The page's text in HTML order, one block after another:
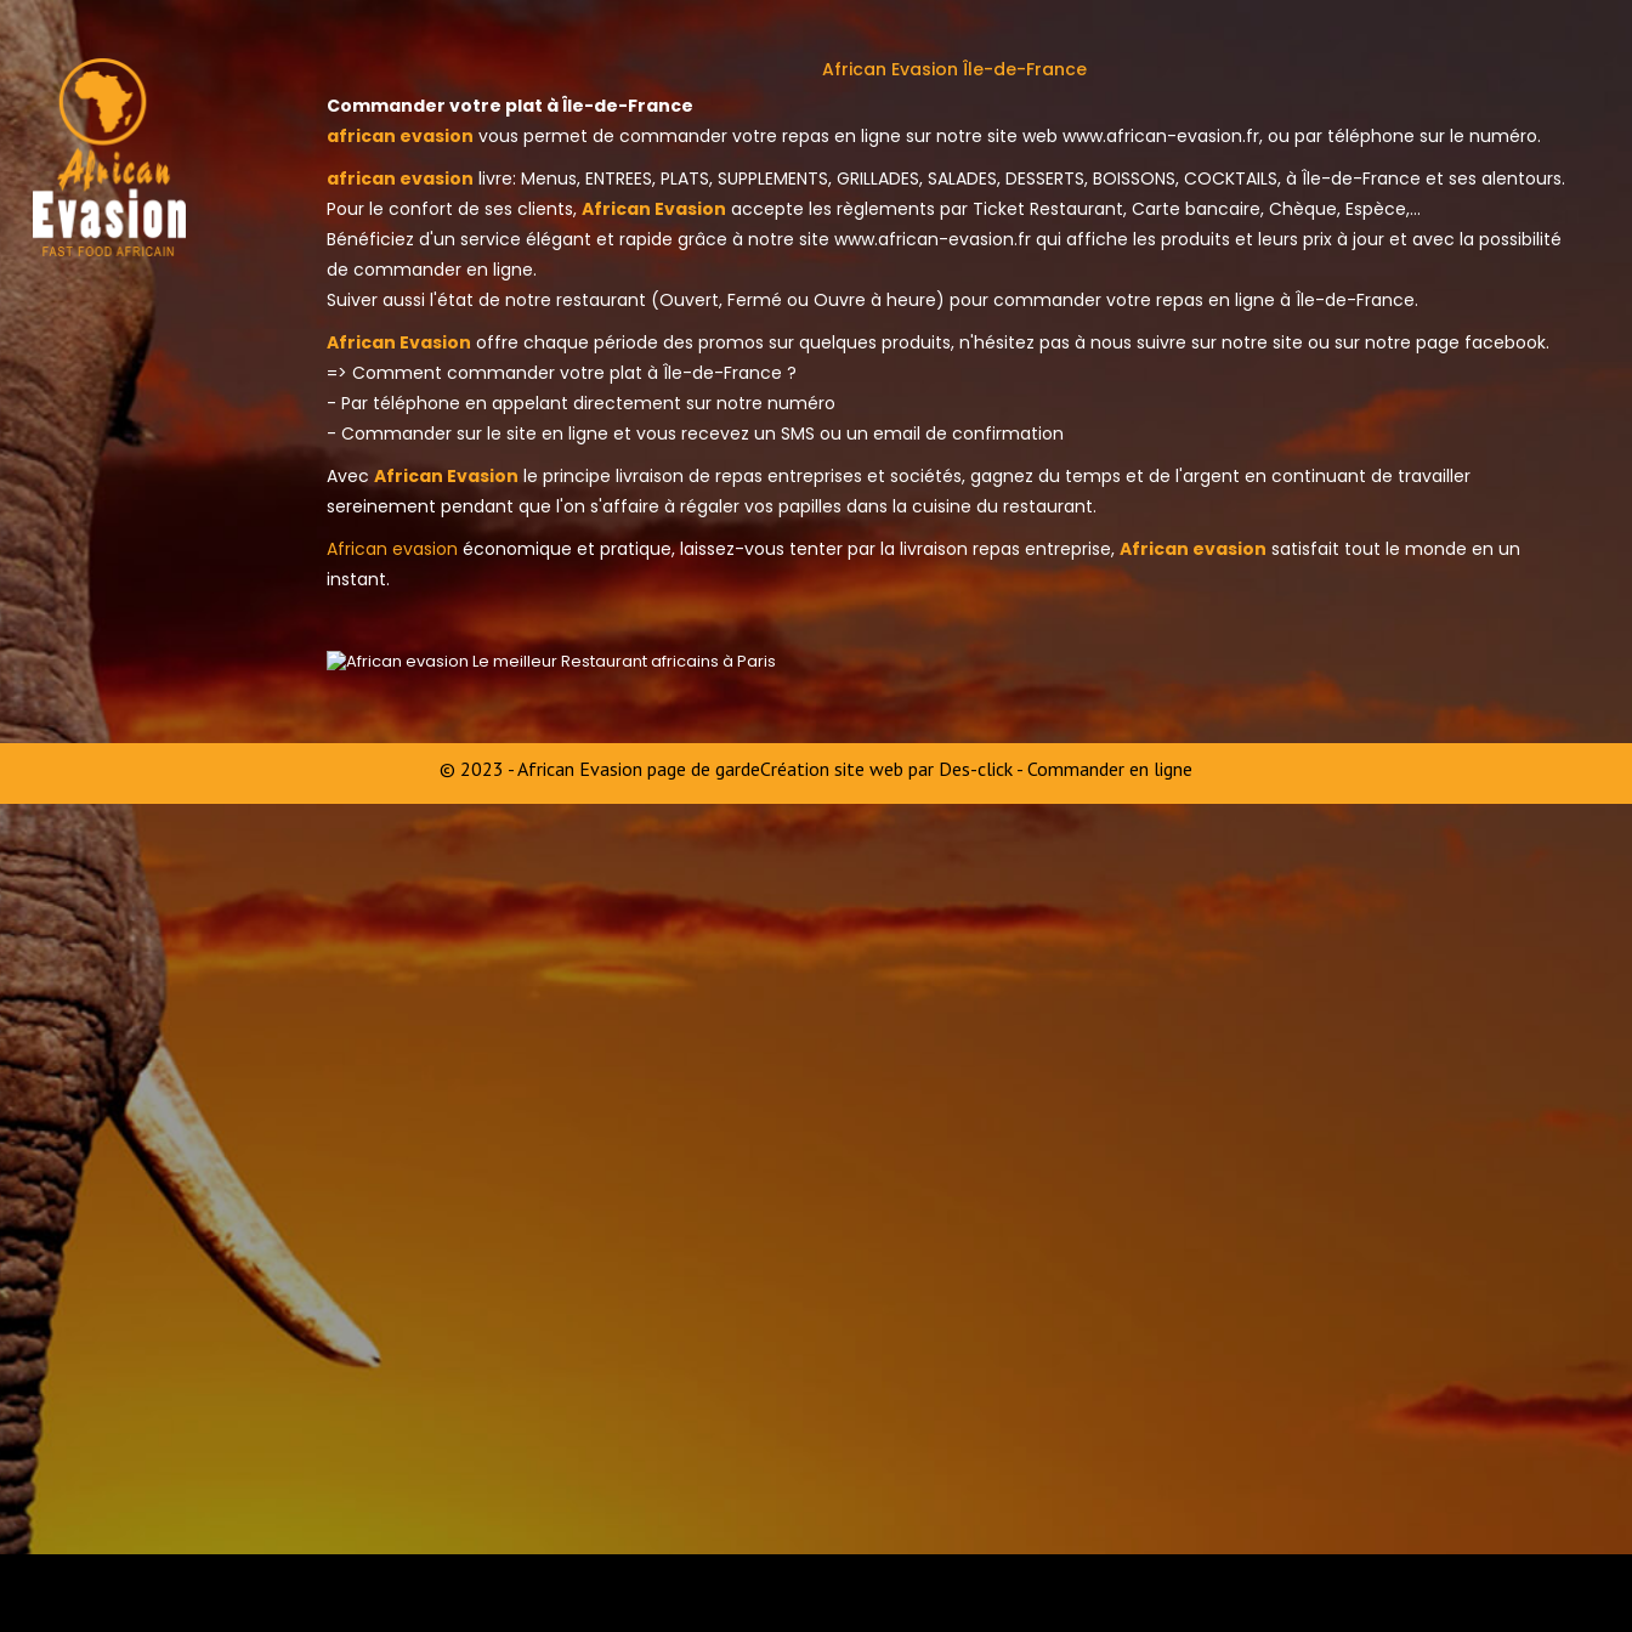
African Evasion Île-de-France
Commander votre plat à Île-de-France
african evasion vous permet de commander votre repas en ligne sur notre site web www.african-evasion.fr, ou par téléphone sur le numéro.
african evasion livre: Menus, ENTREES, PLATS, SUPPLEMENTS, GRILLADES, SALADES, DESSERTS, BOISSONS, COCKTAILS, à Île-de-France et ses alentours.
Pour le confort de ses clients, African Evasion accepte les règlements par Ticket Restaurant, Carte bancaire, Chèque, Espèce,...
Bénéficiez d'un service élégant et rapide grâce à notre site www.african-evasion.fr qui affiche les produits et leurs prix à jour et avec la possibilité
de commander en ligne.
Suiver aussi l'état de notre restaurant (Ouvert, Fermé ou Ouvre à heure) pour commander votre repas en ligne à Île-de-France.
African Evasion offre chaque période des promos sur quelques produits, n'hésitez pas à nous suivre sur notre site ou sur notre page facebook.
=> Comment commander votre plat à Île-de-France ?
- Par téléphone en appelant directement sur notre numéro
- Commander sur le site en ligne et vous recevez un SMS ou un email de confirmation
Avec African Evasion le principe livraison de repas entreprises et sociétés, gagnez du temps et de l'argent en continuant de travailler
sereinement pendant que l'on s'affaire à régaler vos papilles dans la cuisine du restaurant.
African evasion économique et pratique, laissez-vous tenter par la livraison repas entreprise, African evasion satisfait tout le monde en un
instant.
© 2023 -African Evasion page de gardeCréation site web par Des-click - Commander en ligne